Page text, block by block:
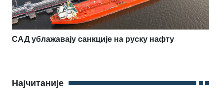
САД ублажавају санкције на руску нафту
Најчитаније